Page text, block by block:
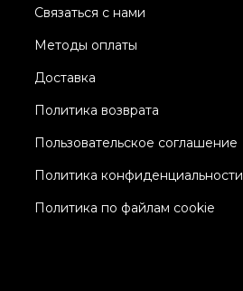
Связаться с нами
Методы оплаты
Доставка
Политика возврата
Пользовательское соглашение
Политика конфиденциальности
Политика по файлам cookie